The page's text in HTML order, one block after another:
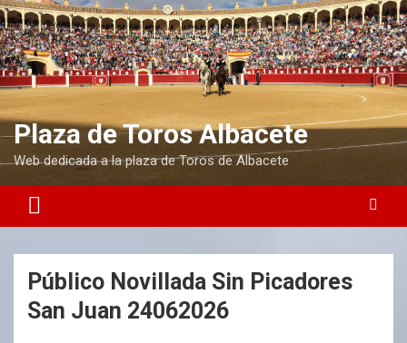
Plaza de Toros Albacete
Web dedicada a la plaza de Toros de Albacete
Público Novillada Sin Picadores
San Juan 24062026